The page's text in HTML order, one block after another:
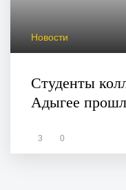
Новости
Студенты
Адыгее
3 0